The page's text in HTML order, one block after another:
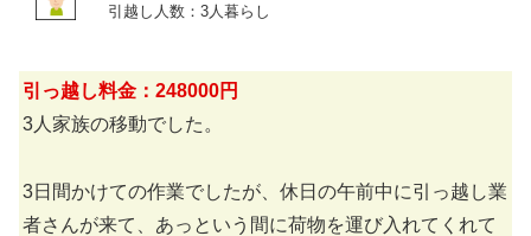
引越し人数：3人暮らし
引っ越し料金：248000円
3人家族の移動でした。
3日間かけての作業でしたが、休日の午前中に引っ越し業
者さんが来て、あっという間に荷物を運び入れてくれて